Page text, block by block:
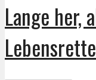
Lange her,